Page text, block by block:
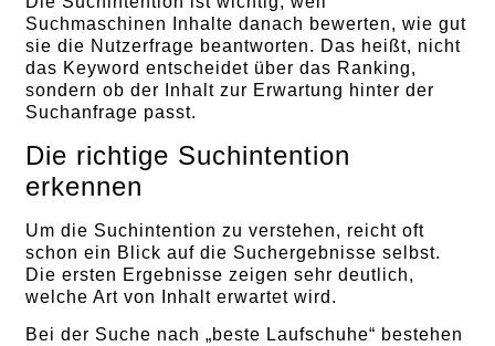
Suchmaschinen Inhalte danach bewerten, wie gut
sie die Nutzerfrage beantworten. Das heißt, nicht
das Keyword entscheidet über das Ranking,
sondern ob der Inhalt zur Erwartung hinter der
Suchanfrage passt.
Die richtige Suchintention
erkennen
Um die Suchintention zu verstehen, reicht oft
schon ein Blick auf die Suchergebnisse selbst.
Die ersten Ergebnisse zeigen sehr deutlich,
welche Art von Inhalt erwartet wird.
Bei der Suche nach „beste Laufschuhe“ bestehen